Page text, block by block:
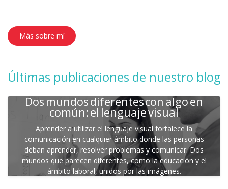
Más sobre mí
Últimas publicaciones de nuestro blog
Dos mundos diferentes con algo en
común: el lenguaje visual
Aprender a utilizar el lenguaje visual fortalece la
comunicación en cualquier ámbito donde las personas
deban aprender, resolver problemas y comunicar. Dos
mundos que parecen diferentes, como la educación y el
ámbito laboral, unidos por las imágenes.